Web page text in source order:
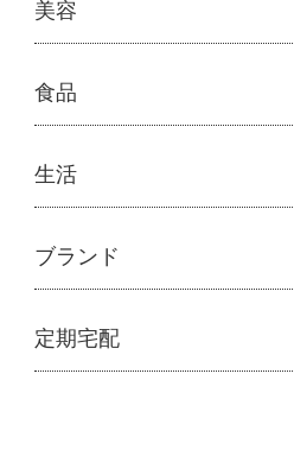
├オリジナルヘアケア
├スマイルシャンプー
├コンデ・トリートメント
└泡ボトル・ミニ泡ボトル
├オーガニック発酵モリンガ
フルボ酸「太古の泉」
├
生活用品
├スキン＆ボディケア
├化粧水
├モリンガ全商品
└モリンガ ブログ
健康
├ミネラル
└健康飲料
美容
美容
├魂オリジナル
├固形石鹸
├洗顔石鹸
├
ボディソープ
└
雑貨
├クレンジング・洗顔
食品
食品
├雑穀
├ 豆・ごま・乾物・梅干し
├おせち料理
├
洗浄・キッチン雑貨
├メーカー直送品（豆・米・塩など
生活
生活
├ハミガキ
├洗濯
├バス・トイレ
ブランド
ブランド一覧
├アムリターラ
定期宅配